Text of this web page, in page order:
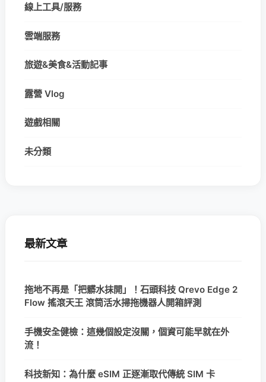
線上工具/服務
雲端服務
旅遊&美食&活動記事
露營 Vlog
遊戲相關
未分類
最新文章
拖地不再是「把髒水抹開」！石頭科技 Qrevo Edge 2
Flow 搖滾天王 滾筒活水掃拖機器人開箱評測
手機安全健檢：這幾個設定沒關，個資可能早就在外
流！
科技新知：為什麼 eSIM 正逐漸取代傳統 SIM 卡